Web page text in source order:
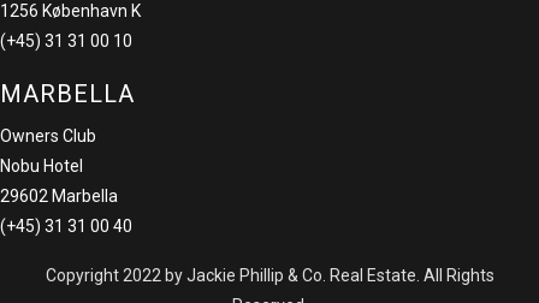
1256 København K
(+45) 31 31 00 10
MARBELLA
Owners Club
Nobu Hotel
29602 Marbella
(+45) 31 31 00 40
Copyright 2022 by Jackie Phillip & Co. Real Estate. All Rights